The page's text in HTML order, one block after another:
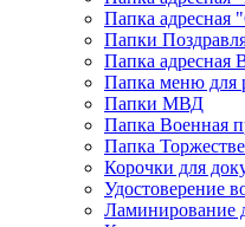
Папка адресная
Папки
Папка адресная
Папка меню для
Папки МВД
Папка Военная
Папка
Корочки для
Удостоверение
Ламинирование